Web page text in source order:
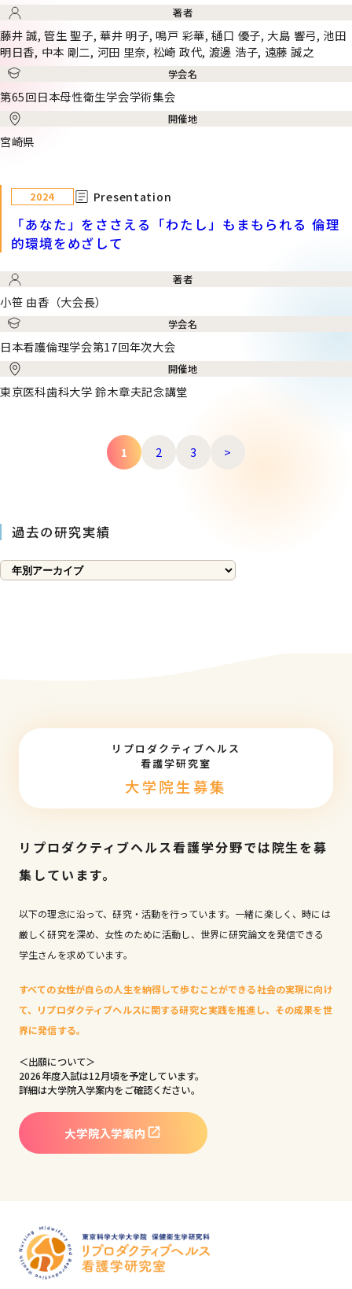
著者
藤井 誠, 管生 聖子, 華井 明子, 鳴戸 彩華, 樋口 優子, 大島 響弓, 池田
明日香, 中本 剛二, 河田 里奈, 松崎 政代, 渡邊 浩子, 遠藤 誠之
学会名
第65回日本母性衛生学会学術集会
開催地
宮崎県
2024 Presentation
「あなた」をささえる「わたし」もまもられる 倫理
的環境をめざして
著者
小笹 由香（大会長）
学会名
日本看護倫理学会第17回年次大会
開催地
東京医科歯科大学 鈴木章夫記念講堂
1 2 3 >
過去の研究実績
リプロダクティブヘルス
看護学研究室
大学院生募集
リプロダクティブヘルス看護学分野では院生を募
集しています。
以下の理念に沿って、研究・活動を行っています。一緒に楽しく、時には
厳しく研究を深め、女性のために活動し、世界に研究論文を発信できる
学生さんを求めています。
すべての女性が自らの人生を納得して歩むことができる社会の実現に向け
て、リプロダクティブヘルスに関する研究と実践を推進し、その成果を世
界に発信する。
＜出願について＞
2026年度入試は12月頃を予定しています。
詳細は大学院入学案内をご確認ください。
大学院入学案内